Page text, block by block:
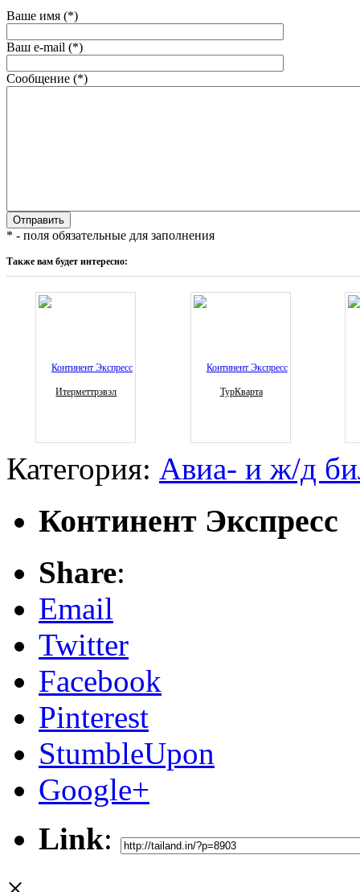
Ваше имя (*)
Ваш e-mail (*)
Сообщение (*)
* - поля обязательные для заполнения
Также вам будет интересно:
Итерметтрэвэл ТурКварта
Категория: Авиа- и ж/д
Континент Экспресс
Share:
Email
Twitter
Facebook
Pinterest
StumbleUpon
Google+
Link: